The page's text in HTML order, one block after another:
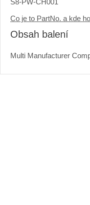
Co je to PartNo. a kde
Obsah balení
Multi Manufacturer